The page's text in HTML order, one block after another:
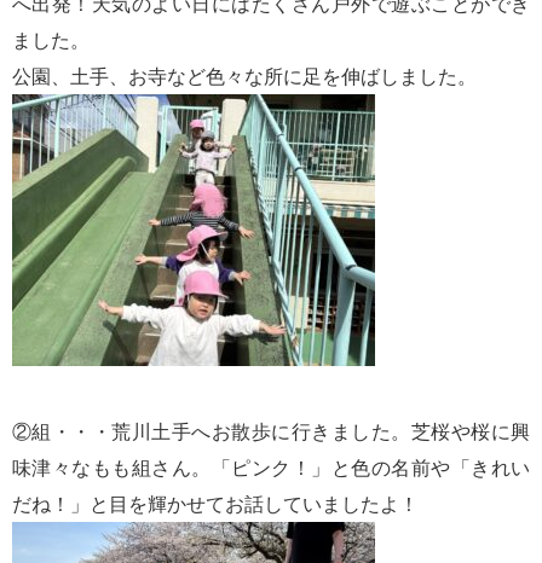
ました。
公園、土手、お寺など色々な所に足を伸ばしました。
②組・・・荒川土手へお散歩に行きました。芝桜や桜に興
味津々なもも組さん。「ピンク！」と色の名前や「きれい
だね！」と目を輝かせてお話していましたよ！